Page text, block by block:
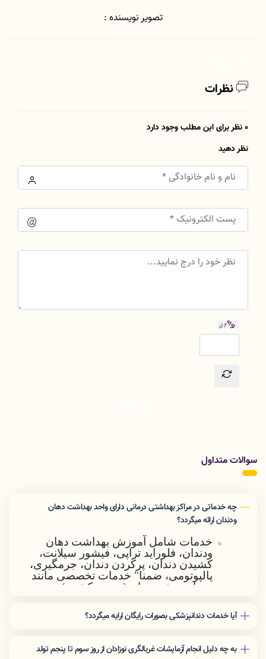
تصویر نویسنده :
نظرات
0 نظر برای این مطلب وجود دارد
نظر دهید
سوالات متداول
چه خدماتی در مراکز بهداشتی درمانی دارای واحد بهداشت دهان
ودندان ارائه میگردد؟
خدمات شامل آموزش بهداشت دهان
ودندان، فلوراید تراپی، فیشور سیلانت،
کشیدن دندان، پرکردن دندان، جرمگیری،
پالپوتومی، ضمنا" خدمات تخصصی مانند
درمان ریشه دندان (عصب کشی )پروتز
انجام نمیشود.
ویزیت ، کشیدن دندان وجرم گیری
آیا خدمات دندانپزشکی بصورات رایگان ارایه میگردد؟
زیر 6 سال –کودکان 6-12سال- خانمهای
به چه دلیل انجام آزمایشات غربالگری نوزادان از روز سوم تا پنجم تولد